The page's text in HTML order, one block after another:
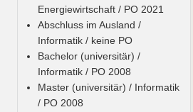
Energiewirtschaft / PO 2021
Abschluss im Ausland /
Informatik / keine PO
Bachelor (universitär) /
Informatik / PO 2008
Master (universitär) / Informatik
/ PO 2008